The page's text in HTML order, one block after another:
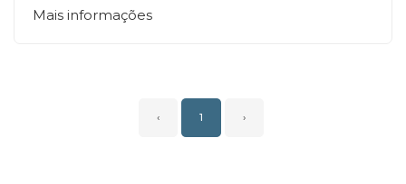
Mais informações
‹ 1 ›